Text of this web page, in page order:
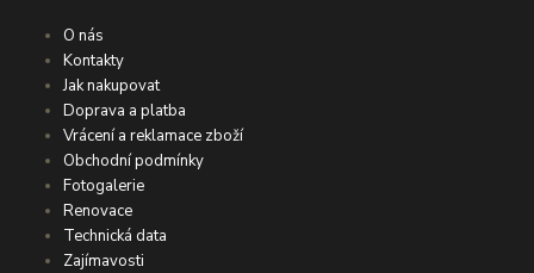
O nás
Kontakty
Jak nakupovat
Doprava a platba
Vrácení a reklamace zboží
Obchodní podmínky
Fotogalerie
Renovace
Technická data
Zajímavosti